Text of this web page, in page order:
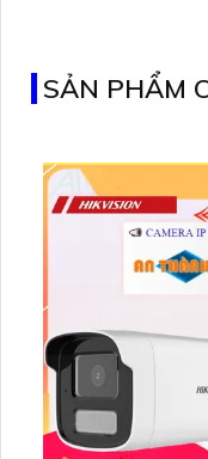
SẢN PHẨM